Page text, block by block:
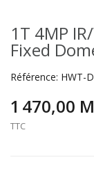
1T 4MP
Fixed
Référence: HWT-
1 470,00
TTC